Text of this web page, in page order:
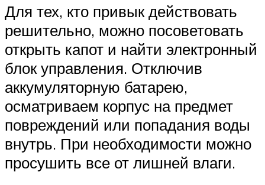
Для тех, кто привык действовать
решительно, можно посоветовать
открыть капот и найти электронный
блок управления. Отключив
аккумуляторную батарею,
осматриваем корпус на предмет
повреждений или попадания воды
внутрь. При необходимости можно
просушить все от лишней влаги.